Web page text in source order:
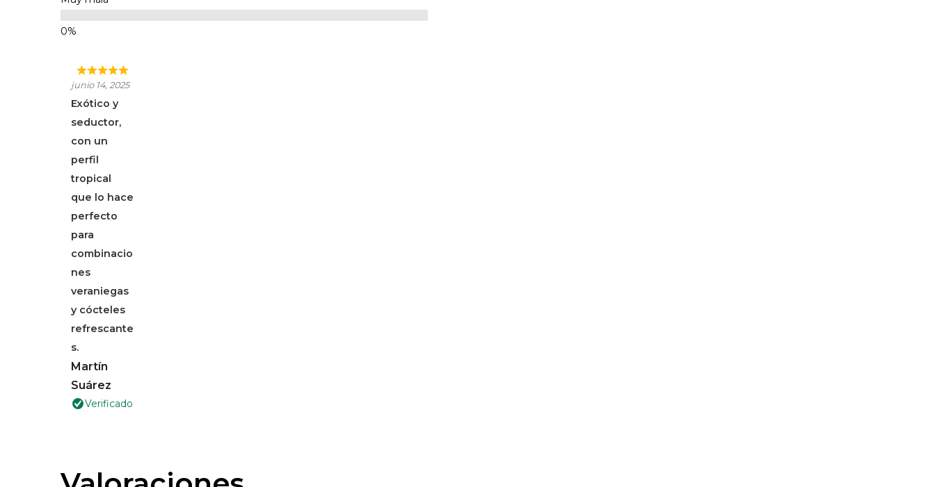
junio 14, 2025
Exótico y
seductor,
con un
perfil
tropical
que lo hace
perfecto
para
combinacio
nes
veraniegas
y cócteles
refrescante
s.
Martín
Suárez
Verificado